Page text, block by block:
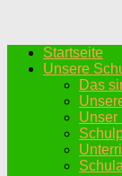
Startseite
Unsere
Das
Unser